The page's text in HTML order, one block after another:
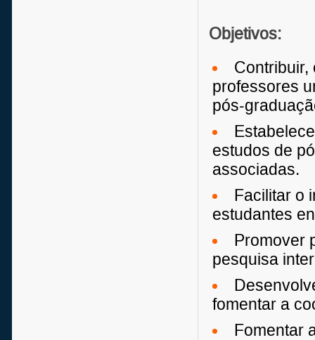
Objetivos:
Contribuir,
professores
pós-
estudos de
associadas.
Facilitar o
estudantes
Promover
pesquisa
fomentar a
Fomentar